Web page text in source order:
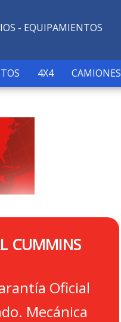
- EQUIPAMIENTOS
4X4 CAMIONES
CUMMINS
Oficial
Mecánica